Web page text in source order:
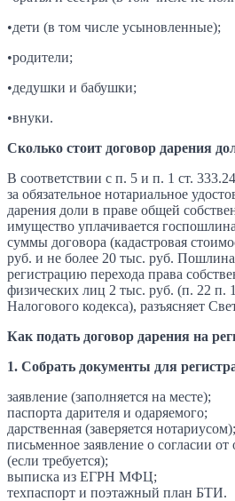
•дети (в том числе усыновленные);
•родители;
•дедушки и бабушки;
•внуки.
Сколько стоит договор дарения
В соответствии с п. 5 и п. 1 ст.
за обязательное нотариальное
дарения доли в праве общей
имущество уплачивается
суммы договора (кадастровая
руб. и не более 20 тыс. руб.
регистрацию перехода права
физических лиц 2 тыс. руб. (п. 22 п.
Налогового кодекса), разъясняет
Как подать договор дарения на
1. Собрать документы для
заявление (заполняется на месте);
паспорта дарителя и одаряемого;
дарственная (заверяется нотариусом);
письменное заявление о согласии от
(если требуется);
выписка из ЕГРН МФЦ;
техпаспорт и поэтажный план БТИ.